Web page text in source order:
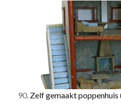
90. Zelf gemaakt poppenhuis